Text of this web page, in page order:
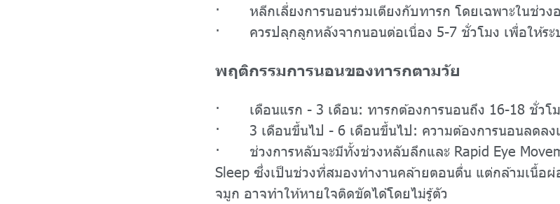
· หลีกเลี่ยงการนอนร่วมเตียงกับทารก โดยเฉพาะในช่วง
· ควรปลุกลูกหลังจากนอนต่อเนื่อง 5-7 ชั่วโมง เพื่อให้ระ
พฤติกรรมการนอนของทารกตามวัย
· เดือนแรก - 3 เดือน: ทารกต้องการนอนถึง 16-18 ชั่วโ
· 3 เดือนขึ้นไป - 6 เดือนขึ้นไป: ความต้องการนอนลดลง
· ช่วงการหลับจะมีทั้งช่วงหลับลึกและ Rapid Eye
Sleep ซึ่งเป็นช่วงที่สมองทำงานคล้ายตอนตื่น แต่กล้ามเนื้อ
จมูก อาจทำให้หายใจติดขัดได้โดยไม่รู้ตัว